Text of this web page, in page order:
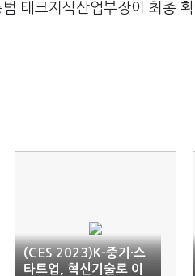
테크지식산업부장이 최종 확
(CES 2023)K-중기·스
타트업, 혁신기술로 이